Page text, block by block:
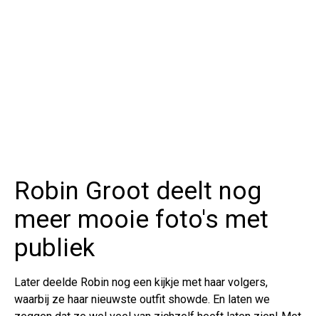
Robin Groot deelt nog
meer mooie foto's met
publiek
Later deelde Robin nog een kijkje met haar volgers,
waarbij ze haar nieuwste outfit showde. En laten we